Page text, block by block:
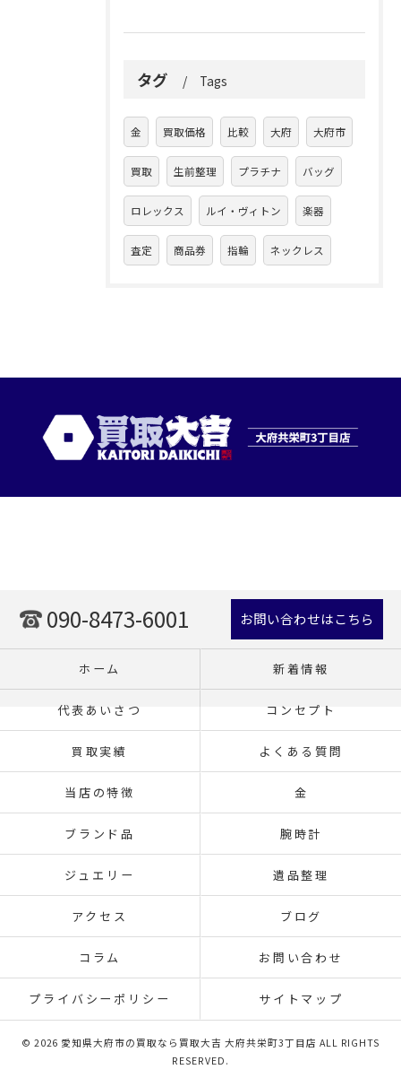
タグ Tags
金 買取価格 比較 大府 大府市
買取 生前整理 プラチナ バッグ
ロレックス ルイ・ヴィトン 楽器
査定 商品券 指輪 ネックレス
090-8473-6001 お問い合わせはこちら
ホーム 新着情報
代表あいさつ コンセプト
買取実績 よくある質問
当店の特徴 金
ブランド品 腕時計
ジュエリー 遺品整理
アクセス ブログ
コラム お問い合わせ
プライバシーポリシー サイトマップ
© 2026 愛知県大府市の買取なら買取大吉 大府共栄町3丁目店 ALL RIGHTS
RESERVED.